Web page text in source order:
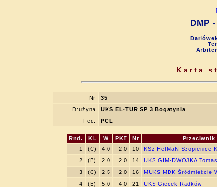
DMP
Karta
Nr
35
Drużyna
UKS EL-TUR SP 3 Bogatynia
Fed.
POL
Rnd. Kl. W PKT Nr
Przeciwnik
1
(C) 4.0 2.0 10
KSz HetMaN Szopienice
2
(B) 2.0 2.0 14
UKS GIM-DWOJKA
3
(C) 2.5 2.0 16
MUKS MDK Śródmieście
4
(B) 5.0 4.0 21
UKS Giecek Radków